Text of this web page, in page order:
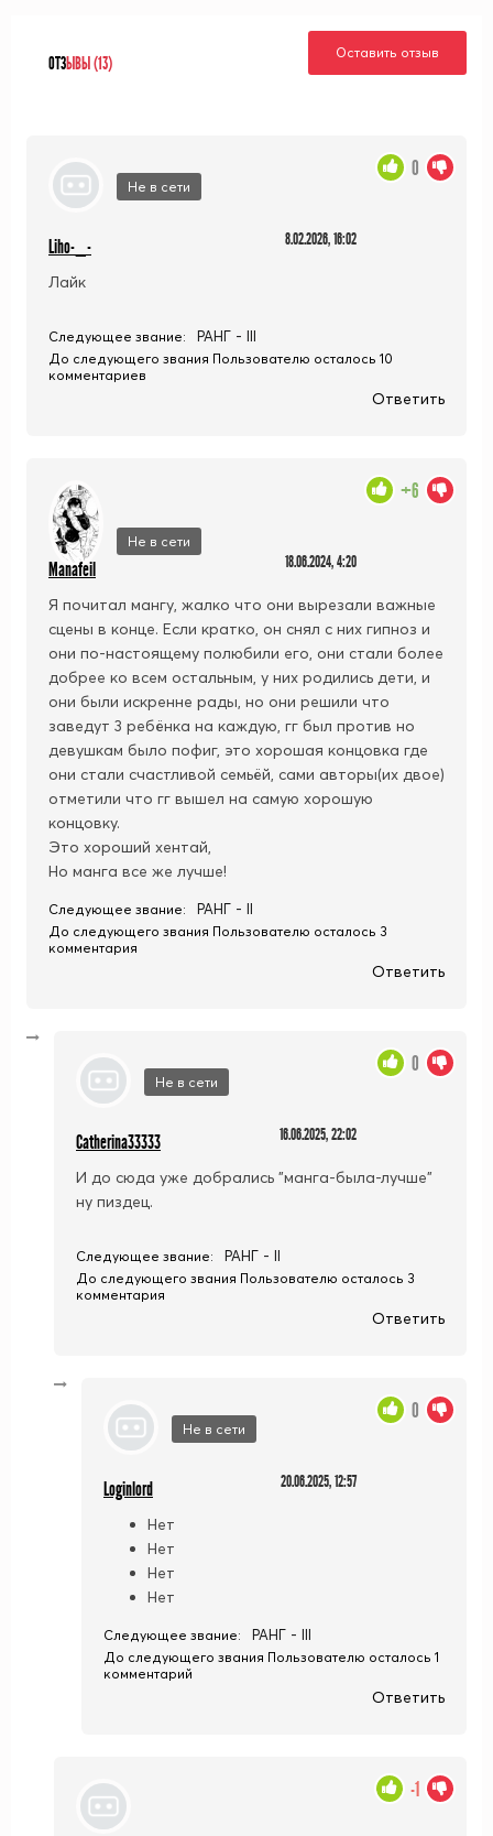
ОТЗЫВЫ (13)
Оставить отзыв
Не в сети
Liho-_- 8.02.2026, 16:02
Лайк
0
Следующее звание: РАНГ - III
До следующего звания Пользователю осталось 10
комментариев
Ответить
Не в сети
Manafeil 18.06.2024, 4:20
Я почитал мангу, жалко что они вырезали важные
сцены в конце. Если кратко, он снял с них гипноз и
они по-настоящему полюбили его, они стали более
добрее ко всем остальным, у них родились дети, и
они были искренне рады, но они решили что
заведут 3 ребёнка на каждую, гг был против но
девушкам было пофиг, это хорошая концовка где
они стали счастливой семьёй, сами авторы(их двое)
отметили что гг вышел на самую хорошую
концовку.
Это хороший хентай,
Но манга все же лучше!
+6
Следующее звание: РАНГ - II
До следующего звания Пользователю осталось 3
комментария
Ответить
Не в сети
Catherina33333 16.06.2025, 22:02
И до сюда уже добрались "манга-была-лучше"
ну пиздец.
0
Следующее звание: РАНГ - II
До следующего звания Пользователю осталось 3
комментария
Ответить
Не в сети
Loginlord 20.06.2025, 12:57
Нет
Нет
Нет
Нет
0
Следующее звание: РАНГ - III
До следующего звания Пользователю осталось 1
комментарий
Ответить
-1